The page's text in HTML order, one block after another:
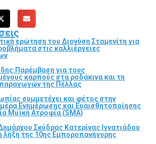
ερώτηση του Διονύση Σταμενίτη για
στις καλλιέργειες
για τους
καρπούς στα ροδάκινα και τη
της Πέλλας
συμμετέχει και φέτος στην
Ενημέρωσης και Ευαισθητοποίησης
Μυϊκή Ατροφία (SMA)
Σκύδρας Κατερίνας Ιγνατιάδου
λήξη της 10ης Εμποροπανήγυρης